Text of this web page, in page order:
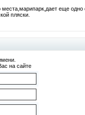
еще
пляски.
на сайте